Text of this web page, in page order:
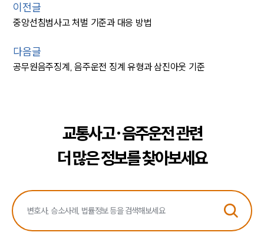
이전글
중앙선침범사고 처벌 기준과 대응 방법
다음글
공무원음주징계, 음주운전 징계 유형과 삼진아웃 기준
교통사고·음주운전 관련
더 많은 정보를 찾아보세요